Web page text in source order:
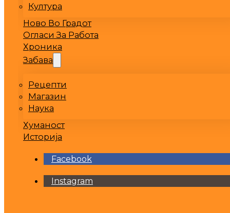
Култура
Ново Во Градот
Огласи За Работа
Хроника
Забава
Рецепти
Магазин
Наука
Хуманост
Историја
Facebook
Instagram